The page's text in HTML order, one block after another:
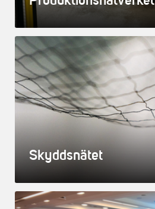
Skyddsnätet